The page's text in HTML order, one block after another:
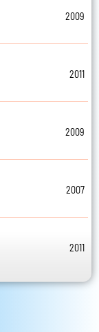
2009
2011
2009
2007
2011